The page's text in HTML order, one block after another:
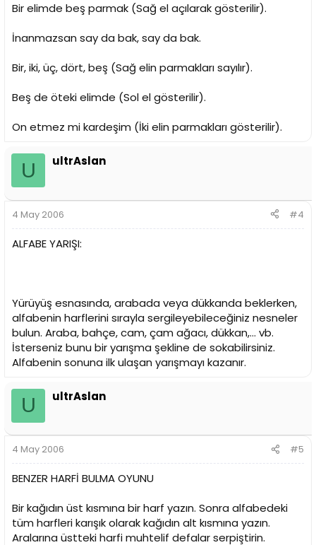
Bir elimde beş parmak (Sağ el açılarak gösterilir).
İnanmazsan say da bak, say da bak.
Bir, iki, üç, dört, beş (Sağ elin parmakları sayılır).
Beş de öteki elimde (Sol el gösterilir).
On etmez mi kardeşim (İki elin parmakları gösterilir).
U ultrAslan
4 May 2006 #4
ALFABE YARIŞI:
Yürüyüş esnasında, arabada veya dükkanda beklerken,
alfabenin harflerini sırayla sergileyebileceğiniz nesneler
bulun. Araba, bahçe, cam, çam ağacı, dükkan,... vb.
İsterseniz bunu bir yarışma şekline de sokabilirsiniz.
Alfabenin sonuna ilk ulaşan yarışmayı kazanır.
U ultrAslan
4 May 2006 #5
BENZER HARFİ BULMA OYUNU
Bir kağıdın üst kısmına bir harf yazın. Sonra alfabedeki
tüm harfleri karışık olarak kağıdın alt kısmına yazın.
Aralarına üstteki harfi muhtelif defalar serpiştirin.